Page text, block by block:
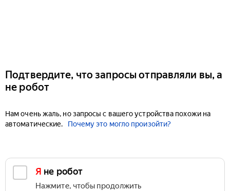
Подтвердите, что запросы отправляли вы, а
не робот
Нам очень жаль, но запросы с вашего устройства похожи на
автоматические.
Почему это могло произойти?
Я не робот
Нажмите, чтобы продолжить